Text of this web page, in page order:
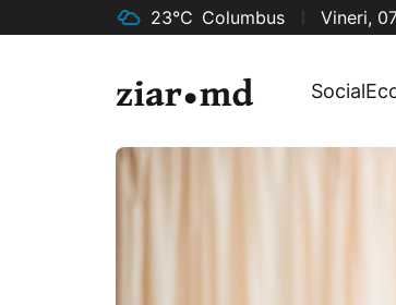
23°C Columbus Vineri,
Social